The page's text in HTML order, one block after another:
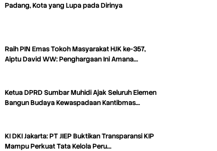
Padang, Kota yang Lupa pada Dirinya
Raih PIN Emas Tokoh Masyarakat HJK ke-357,
Aiptu David WW: Penghargaan Ini Amana…
Ketua DPRD Sumbar Muhidi Ajak Seluruh Elemen
Bangun Budaya Kewaspadaan Kantibmas…
KI DKI Jakarta: PT JIEP Buktikan Transparansi KIP
Mampu Perkuat Tata Kelola Peru…